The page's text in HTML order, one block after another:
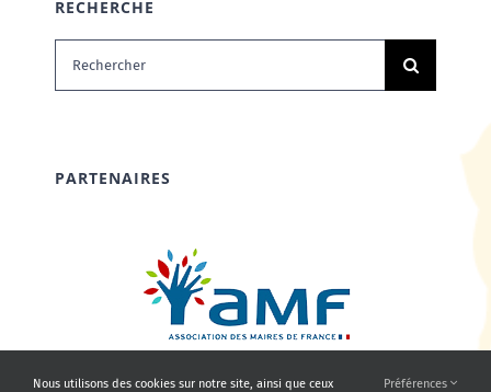
RECHERCHE
Rechercher:
PARTENAIRES
Nous utilisons des cookies sur notre site, ainsi que ceux Préférences